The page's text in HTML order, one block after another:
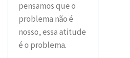
pensamos que o
problema não é
nosso, essa atitude
é o problema.